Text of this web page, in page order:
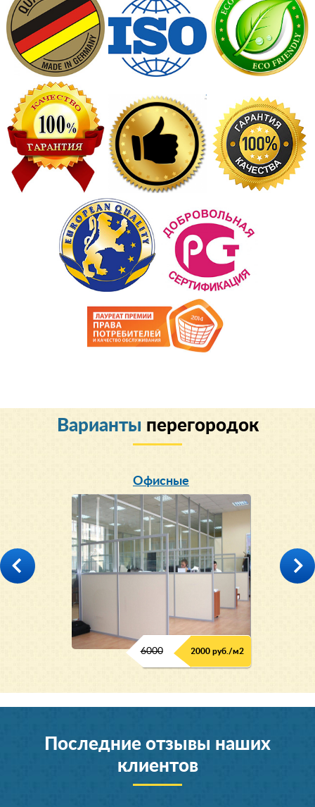
Варианты перегородок
Офисные
6000 2000 руб./м2
Последние отзывы наших
клиентов